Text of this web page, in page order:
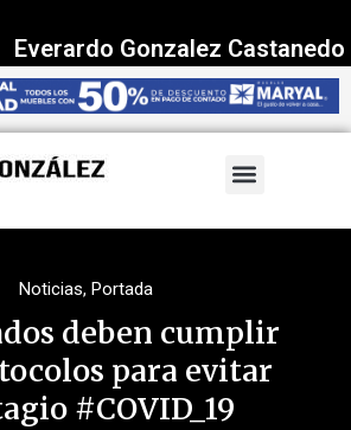
Everardo Gonzalez Castanedo
Noticias, Portada
deben cumplir
para evitar
#COVID_19